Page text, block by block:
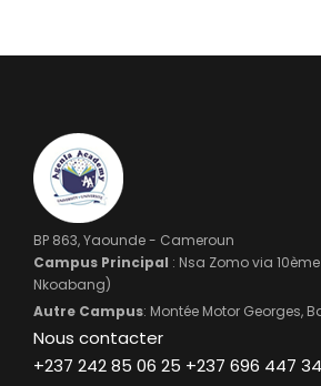
BP 863, Yaounde - Cameroun
Campus Principal : Nsa Zomo via
Nkoabang)
Autre Campus: Montée Motor Georges,
Nous contacter
+237 242 85 06 25 +237 696 447